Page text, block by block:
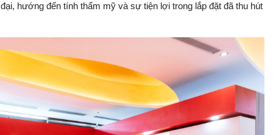
hướng đến tính thẩm mỹ và sự tiện lợi trong lắp đặt đã thu hút